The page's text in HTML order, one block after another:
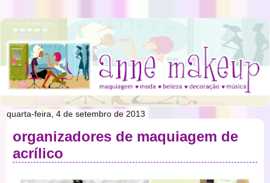
quarta-feira, 4 de setembro de 2013
organizadores de maquiagem de
acrílico